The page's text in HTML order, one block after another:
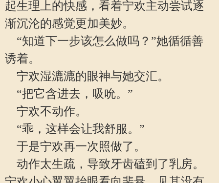
起生理上的快感，看着宁欢主动尝试逐
渐沉沦的感觉更加美妙。
“知道下一步该怎么做吗？”她循循善
诱着。
宁欢湿漉漉的眼神与她交汇。
“把它含进去，吸吮。”
宁欢不动作。
“乖，这样会让我舒服。”
于是宁欢再一次照做了。
动作太生疏，导致牙齿磕到了乳房。